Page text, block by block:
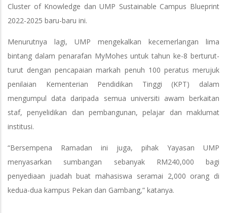
Cluster of Knowledge dan UMP Sustainable Campus Blueprint
2022-2025 baru-baru ini.
Menurutnya lagi, UMP mengekalkan kecemerlangan lima
bintang dalam penarafan MyMohes untuk tahun ke-8 berturut-
turut dengan pencapaian markah penuh 100 peratus merujuk
penilaian Kementerian Pendidikan Tinggi (KPT) dalam
mengumpul data daripada semua universiti awam berkaitan
staf, penyelidikan dan pembangunan, pelajar dan maklumat
institusi.
“Bersempena Ramadan ini juga, pihak Yayasan UMP
menyasarkan sumbangan sebanyak RM240,000 bagi
penyediaan juadah buat mahasiswa seramai 2,000 orang di
kedua-dua kampus Pekan dan Gambang,” katanya.